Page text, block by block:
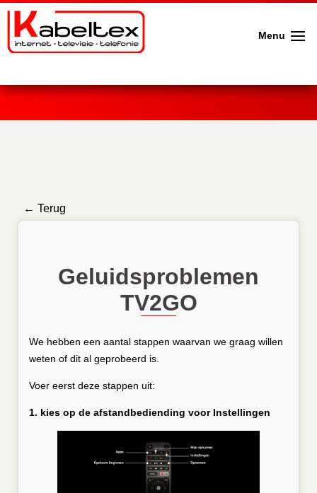
Menu
← Terug
Geluidsproblemen
TV2GO
We hebben een aantal stappen waarvan we graag willen
weten of dit al geprobeerd is.
Voer eerst deze stappen uit:
1. kies op de afstandbediending voor Instellingen